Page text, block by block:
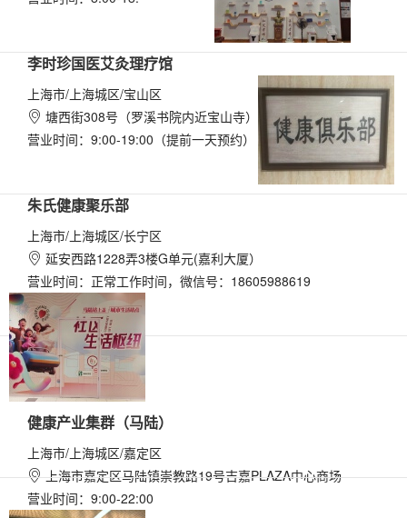
李时珍国医艾灸理疗馆
上海市/上海城区/宝山区
 塘西街308号（罗溪书院内近宝山寺）
营业时间：9:00-19:00（提前一天预约）
朱氏健康聚乐部
上海市/上海城区/长宁区
 延安西路1228弄3楼G单元(嘉利大厦）
营业时间：正常工作时间，微信号：18605988619
健康产业集群（马陆）
上海市/上海城区/嘉定区
上海市嘉定区马陆镇崇教路19号吉嘉PLAZA中心商场
营业时间：9:00-22:00